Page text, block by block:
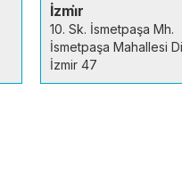
İzmi̇r
10. Sk. İsmetpaşa Mh.
İsmetpaşa Mahallesi
İzmir 47